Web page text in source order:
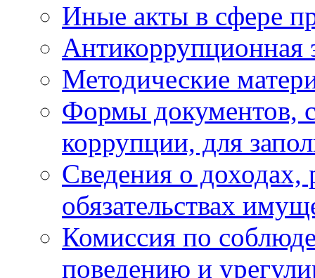
Иные акты в сфере
Антикоррупционная
Методические
Формы документов,
коррупции, для
Сведения о доходах,
обязательствах
Комиссия по
поведению и